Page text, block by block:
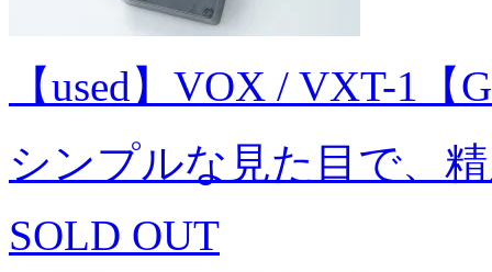
【used】VOX / VXT-1【
シンプルな見た目で、
SOLD OUT